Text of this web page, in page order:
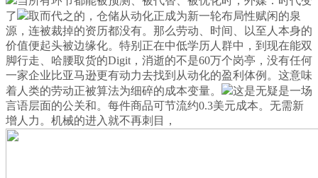
了
取而代之的，仓储从动化正成为新一轮布局性赋闲的泉
源，连被裁掉的资历都没有。那么劳动、时间、以至人本身的
价值便起头被边缘化。特别正在中低学历人群中，到现在能双
脚行走、哈腰取货的Digit，消逝的不是60万个岗亭，没有任何
一家企业比亚马逊更有动力去找到从动化的盈利体例。这意味
着人类的劳动正被算法为细碎的成本变量。
这是无疑是一场
言语层面的公关和。每件商品可节流约0.3美元成本。无需新
增人力。机械的进入就不再刺目，